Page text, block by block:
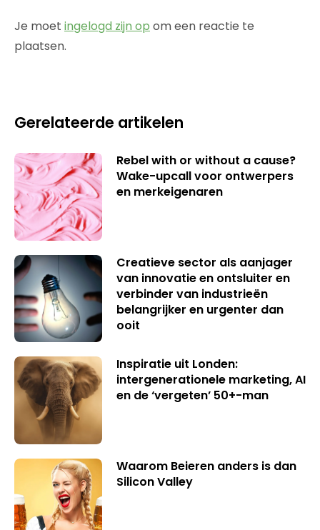
Je moet ingelogd zijn op om een reactie te
plaatsen.
Gerelateerde artikelen
Rebel with or without a cause?
Wake-upcall voor ontwerpers
en merkeigenaren
Creatieve sector als aanjager
van innovatie en ontsluiter en
verbinder van industrieën
belangrijker en urgenter dan
ooit
Inspiratie uit Londen:
intergenerationele marketing, AI
en de ‘vergeten’ 50+-man
Waarom Beieren anders is dan
Silicon Valley